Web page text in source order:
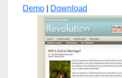
Demo Download